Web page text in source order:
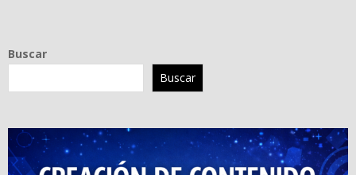
Buscar
Buscar